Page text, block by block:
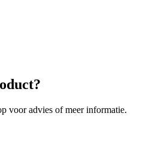
voor advies of meer informatie.